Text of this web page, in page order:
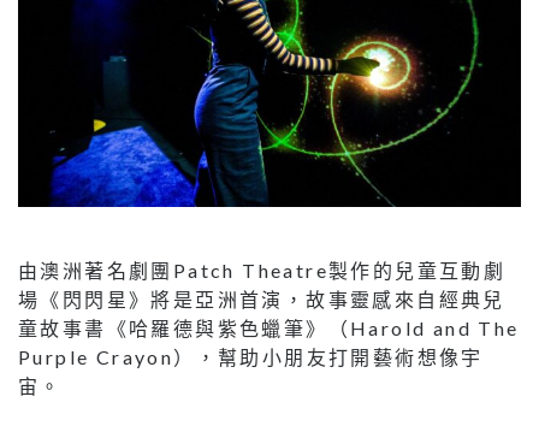
由澳洲著名劇團Patch Theatre製作的兒童互動劇
場《閃閃星》將是亞洲首演，故事靈感來自經典兒
童故事書《哈羅德與紫色蠟筆》（Harold and The
Purple Crayon），幫助小朋友打開藝術想像宇
宙。